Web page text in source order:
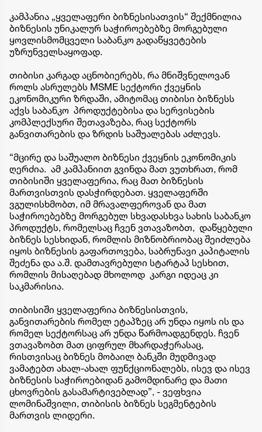
კამპანია „ყველაფერი ბიზნესისათვის“ შექმნილია
ბიზნესის უნიკალურ საჭიროებებზე მორგებული
ყოვლისმომცველი საბანკო გადაწყვეტების
უზრუნველსაყოფად.
თიბისი კარგად აცნობიერებს, რა მნიშვნელოვან
როლს ასრულებს MSME სექტორი ქვეყნის
ეკონომიკური ზრდაში, ამიტომაც თიბისი ბიზნესს
აქვს საბანკო პროდუქტებისა და სერვისების
კომპლექსური შეთავაზება, რაც სექტორს
განვითარების და ზრდის საშუალებას აძლევს.
“მცირე და საშუალო ბიზნესი ქვეყნის ეკონომიკის
ღერძია. ამ კამპანიით გვინდა მათ ვუთხრათ, რომ
თიბისიში ყველაფერია, რაც მათ ბიზნესის
მართვისთვის დასჭირდებათ. ყველაფერში
ვგულისხმობთ, იმ მრავალფეროვან და მათ
საჭიროებებზე მორგებულ სხვადასხვა სახის საბანკო
პროდუქტს, რომელსაც ჩვენ ვთავაზობთ, დაწყებული
ბიზნეს სესხიდან, რომლის მიზნობრიობაც შეიძლება
იყოს ბიზნესის გაფართოვება, საბრუნავი კაპიტალის
შეძენა და ა.შ. დამთავრებული სტარტაპ სესხით,
რომლის მისაღებად მხოლოდ კარგი იდეაც კი
საკმარისია.
თიბისიში ყველაფერია ბიზნესისთვის,
განვითარების რომელ ეტაპზეც არ უნდა იყოს ის და
რომელ სექტორსაც არ უნდა წარმოადგენდეს. ჩვენ
ვთავაზობთ მათ ციფრულ მხარდაჭერასაც,
რისთვისაც ბიზნეს მობაილ ბანკში მუდმივად
ვამატებთ ახალ-ახალ ფუნქციონალებს, ისევ და ისევ
ბიზნესის საჭიროებიდან გამომდინარე და მათი
ცხოვრების გასამარტივებლად”, - ვეფხვია
ლომინაშვილი, თიბისის ბიზნეს სეგმენტების
მართვის ლიდერი.